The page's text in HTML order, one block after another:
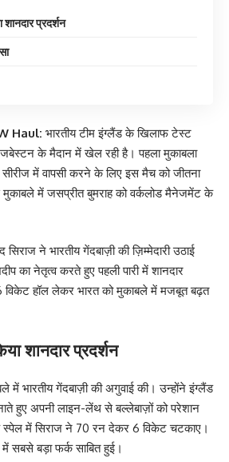
शानदार प्रदर्शन
Haul: भारतीय टीम इंग्लैंड के खिलाफ टेस्ट
के मैदान में खेल रही है। पहला मुकाबला
सीरीज में वापसी करने के लिए इस मैच को जीतना
में जसप्रीत बुमराह को वर्कलोड मैनेजमेंट के
ने भारतीय गेंदबाज़ी की ज़िम्मेदारी उठाई
का नेतृत्व करते हुए पहली पारी में शानदार
विकेट हॉल लेकर भारत को मुकाबले में मजबूत बढ़त
शानदार प्रदर्शन
में भारतीय गेंदबाज़ी की अगुवाई की। उन्होंने इंग्लैंड
हुए अपनी लाइन-लेंथ से बल्लेबाज़ों को परेशान
में सिराज ने 70 रन देकर 6 विकेट चटकाए।
सबसे बड़ा फर्क साबित हुई।